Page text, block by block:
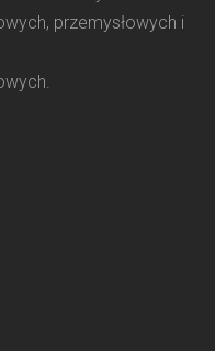
przemysłowych i